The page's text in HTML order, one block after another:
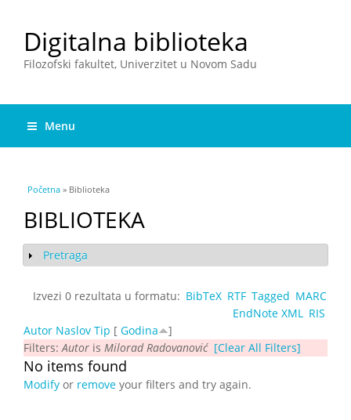
Digitalna biblioteka
Filozofski fakultet, Univerzitet u Novom Sadu
Menu
You are here
Početna » Biblioteka
BIBLIOTEKA
Show
Pretraga
Izvezi 0 rezultata u formatu: BibTeX RTF Tagged MARC
EndNote XML
RIS
Autor Naslov Tip [ Godina
]
Filters: Autor is Milorad Radovanović [Clear All Filters]
No items found
Modify or remove your filters and try again.